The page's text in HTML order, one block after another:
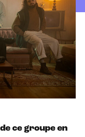
ce groupe en